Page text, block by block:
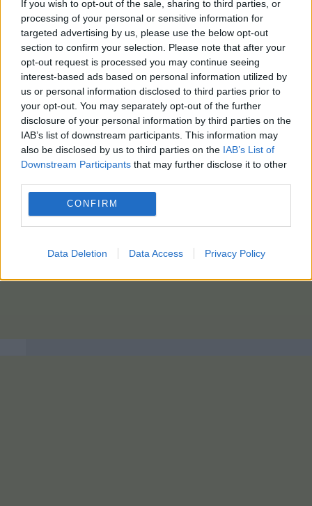
If you wish to opt-out of the sale, sharing to third parties, or
processing of your personal or sensitive information for
targeted advertising by us, please use the below opt-out
section to confirm your selection. Please note that after your
opt-out request is processed you may continue seeing
interest-based ads based on personal information utilized by
us or personal information disclosed to third parties prior to
your opt-out. You may separately opt-out of the further
disclosure of your personal information by third parties on the
IAB’s list of downstream participants. This information may
also be disclosed by us to third parties on the IAB’s List of
Downstream Participants that may further disclose it to other
CONFIRM
Data Deletion Data Access Privacy Policy